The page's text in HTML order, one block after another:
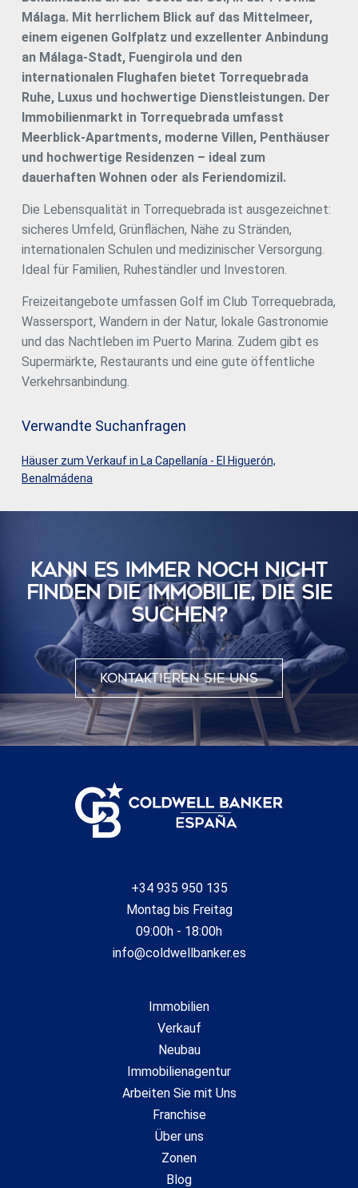
gesunde Umgebung zu schaffen, mit energieeffizienten
Wohnungen, die sowohl wirtschaftlich als auch ökologisch
nachhaltig gestaltet sind, ohne dabei auf den Luxus und
Málaga. Mit herrlichem Blick auf das Mittelmeer,
einem eigenen Golfplatz und exzellenter Anbindung
an Málaga-Stadt, Fuengirola und den
internationalen Flughafen bietet Torrequebrada
Ruhe, Luxus und hochwertige Dienstleistungen. Der
Immobilienmarkt in Torrequebrada umfasst
Meerblick-Apartments, moderne Villen, Penthäuser
und hochwertige Residenzen – ideal zum
dauerhaften Wohnen oder als Feriendomizil.
Die Lebensqualität in Torrequebrada ist ausgezeichnet:
sicheres Umfeld, Grünflächen, Nähe zu Stränden,
internationalen Schulen und medizinischer Versorgung.
Ideal für Familien, Ruheständler und Investoren.
Freizeitangebote umfassen Golf im Club Torrequebrada,
Wassersport, Wandern in der Natur, lokale Gastronomie
und das Nachtleben im Puerto Marina. Zudem gibt es
Supermärkte, Restaurants und eine gute öffentliche
Verkehrsanbindung.
Verwandte Suchanfragen
Häuser zum Verkauf in La Capellanía - El Higuerón,
Benalmádena
KANN ES IMMER NOCH NICHT
FINDEN DIE IMMOBILIE, DIE SIE
SUCHEN?
Kontaktieren Sie uns
+34 935 950 135
Montag bis Freitag
09:00h - 18:00h
info@coldwellbanker.es
Immobilien
Verkauf
Neubau
Immobilienagentur
Arbeiten Sie mit Uns
Franchise
Über uns
Zonen
Blog